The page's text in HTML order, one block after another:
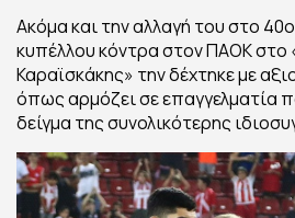
Ακόμα και την αλλαγή του στο
κυπέλλου κόντρα στον ΠΑΟΚ στο
Καραϊσκάκης» την δέχτηκε με
όπως αρμόζει σε επαγγελματία
δείγμα της συνολικότερης